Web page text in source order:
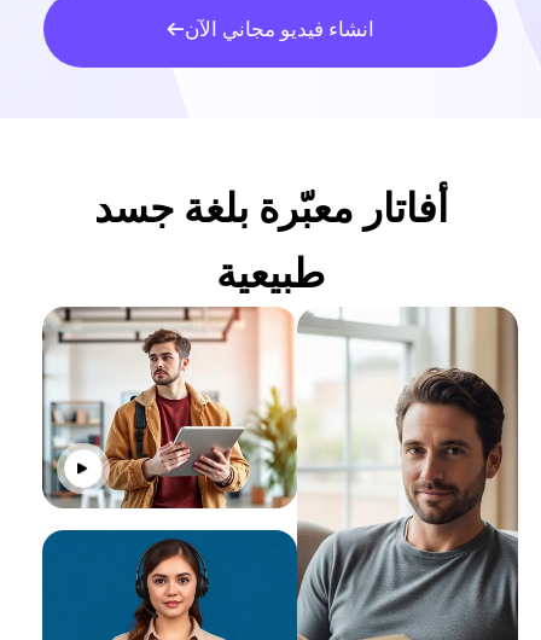
انشاء فيديو مجاني الآن
أفاتار معبّرة بلغة جسد
طبيعية
انقر